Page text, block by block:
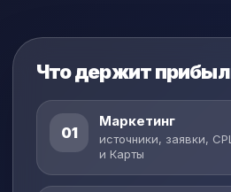
Что держит
01
Маркетинг
источники, заявки,
и Карты